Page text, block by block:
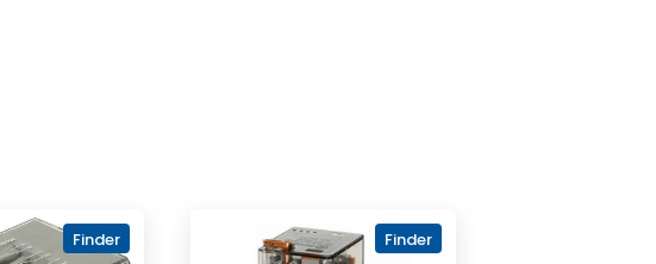
Finder Finder